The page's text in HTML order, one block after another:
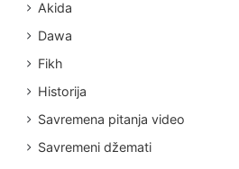
Akida
Dawa
Fikh
Historija
Savremena pitanja video
Savremeni džemati